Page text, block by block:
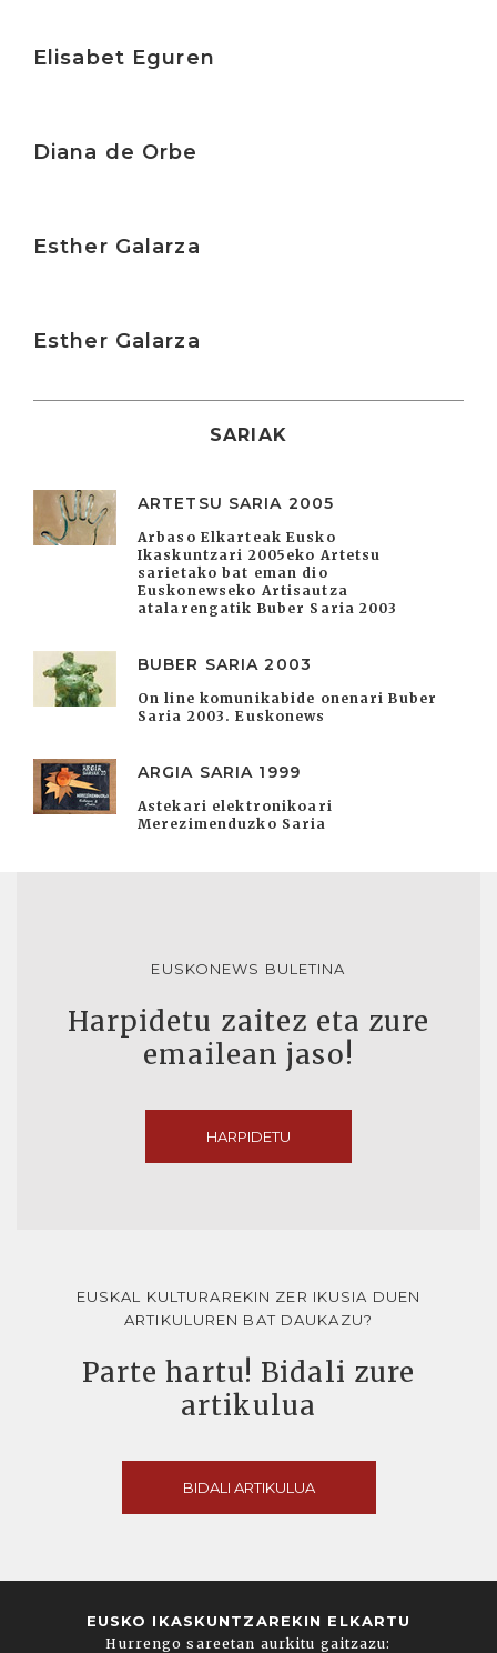
Elisabet Eguren
Diana de Orbe
Esther Galarza
Esther Galarza
SARIAK
ARTETSU SARIA 2005
Arbaso Elkarteak Eusko
Ikaskuntzari 2005eko Artetsu
sarietako bat eman dio
Euskonewseko Artisautza
atalarengatik Buber Saria 2003
BUBER SARIA 2003
On line komunikabide onenari Buber
Saria 2003. Euskonews
ARGIA SARIA 1999
Astekari elektronikoari
Merezimenduzko Saria
EUSKONEWS BULETINA
Harpidetu zaitez eta zure
emailean jaso!
HARPIDETU
EUSKAL KULTURAREKIN ZER IKUSIA DUEN
ARTIKULUREN BAT DAUKAZU?
Parte hartu! Bidali zure
artikulua
BIDALI ARTIKULUA
EUSKO IKASKUNTZAREKIN ELKARTU
Hurrengo sareetan aurkitu gaitzazu: